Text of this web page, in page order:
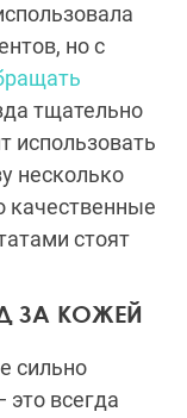
но с
тщательно
использовать
несколько
качественные
стоят
ЗА КОЖЕЙ
сильно
всегда